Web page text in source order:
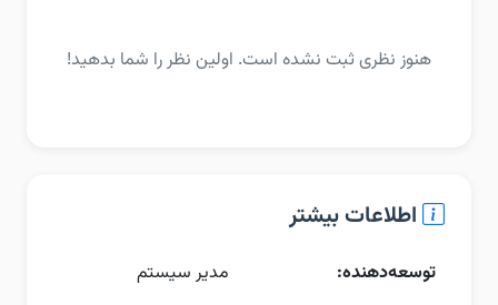
هنوز نظری ثبت نشده است. اولین نظر را شما بدهید!
اطلاعات بیشتر
توسعه‌دهنده:
مدیر سیستم